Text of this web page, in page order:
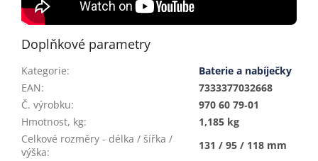
Doplňkové parametry
Kategorie:
Baterie a nabíječky
EAN:
7333377032668
Č. výrobku:
970 60 79‑01
Hmotnost, kg:
1,185 kg
Celkové rozměry - délka / šířka /
výška:
131 / 95 / 118 mm